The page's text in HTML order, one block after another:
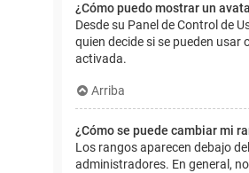
¿Cómo puedo mostrar un
Desde su Panel de Control de
quien decide si se pueden usar
activada.
Arriba
¿Cómo se puede cambiar mi
Los rangos aparecen debajo
administradores. En general,